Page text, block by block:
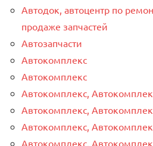
Автодок, автоцентр по
продаже запчастей
Автозапчасти
Автокомплекс
Автокомплекс
Автокомплекс,
Автокомплекс,
Автокомплекс,
Автокомплекс,